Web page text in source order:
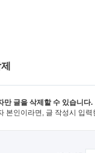
만 글을 삭제할 수 있습니다.
본인이라면, 글 작성시 입